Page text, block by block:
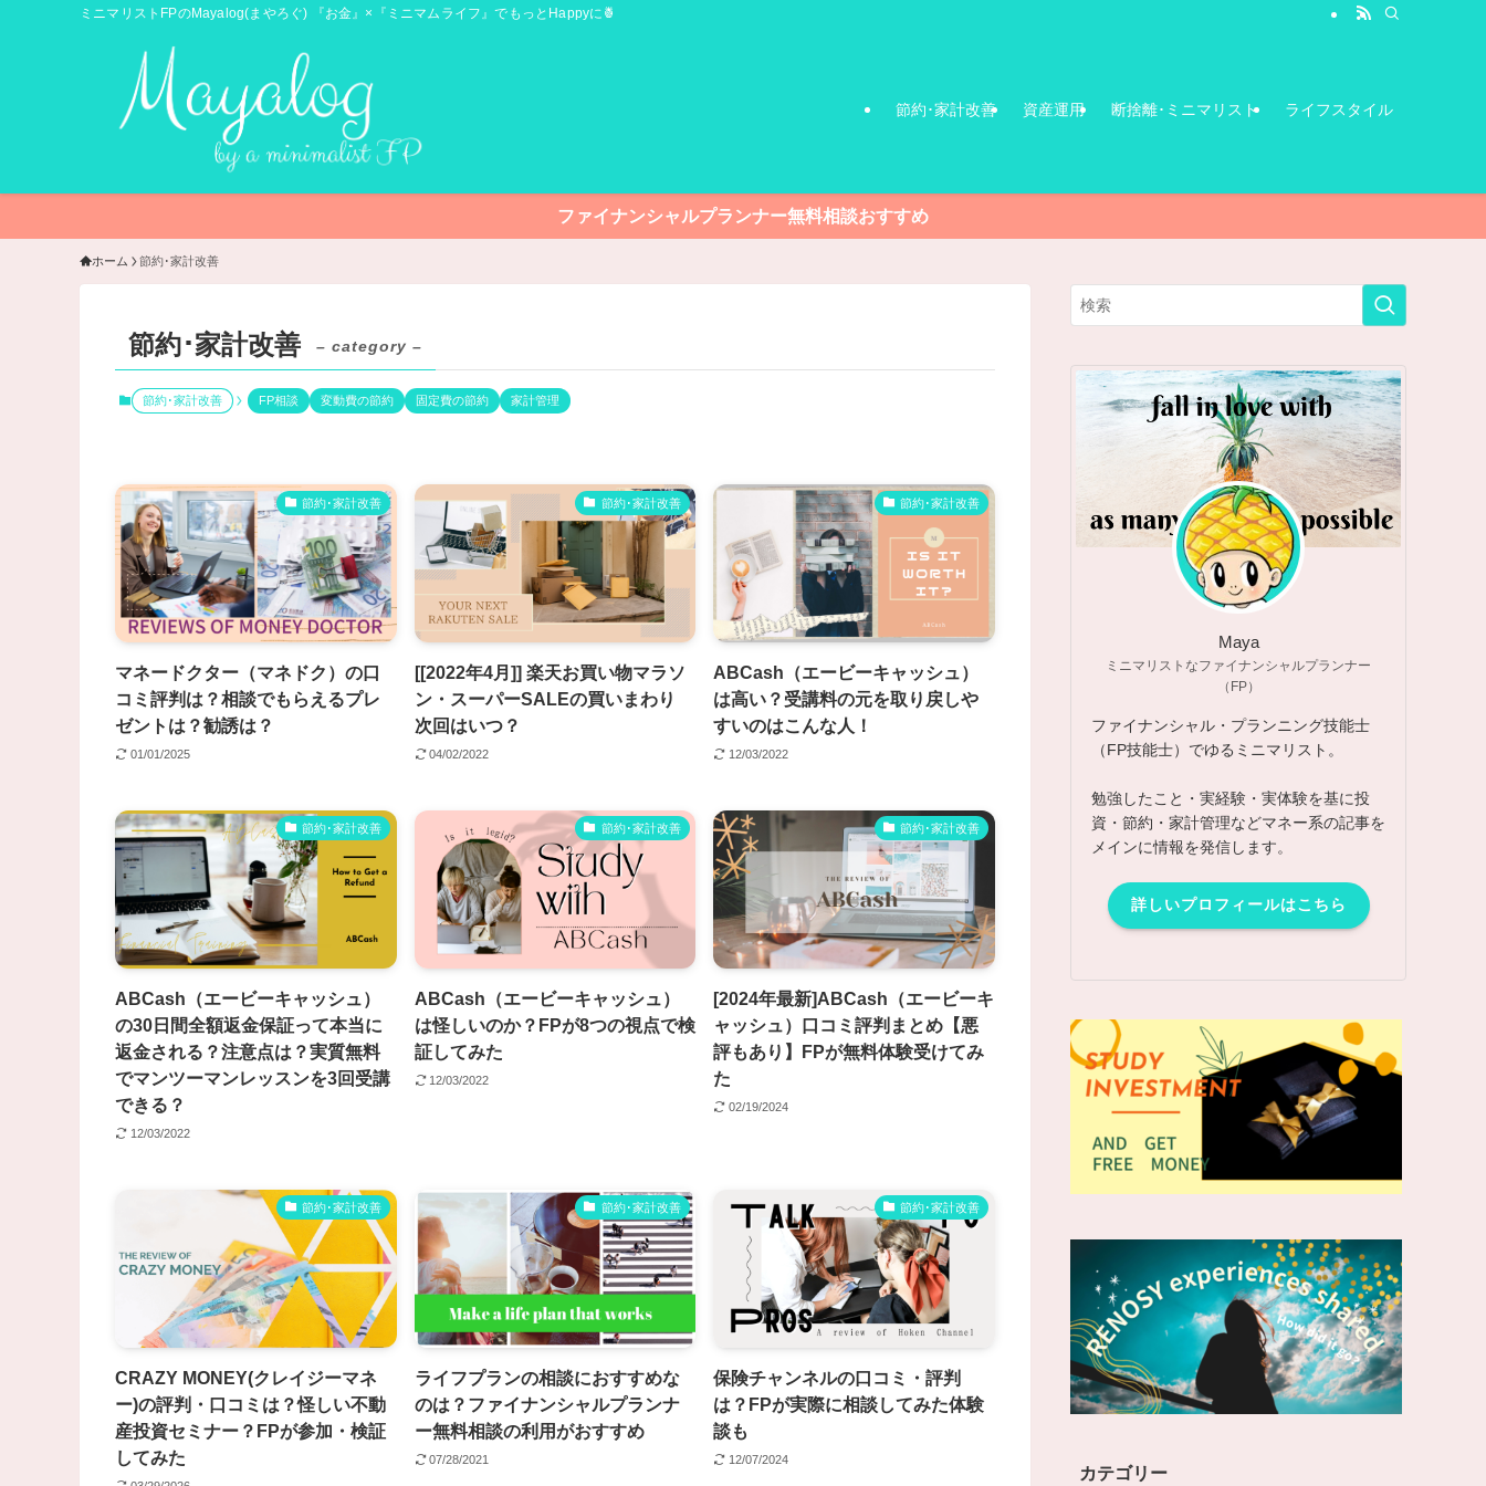
ミニマリストFPのMayalog(まやろぐ) 『お金』×『ミニマムライフ』でもっとHappyに🍍
節約･家計改善 資産運用 断捨離･ミニマリスト ライフスタイル
ファイナンシャルプランナー無料相談おすすめ
ホーム 節約･家計改善
節約･家計改善 – category –
節約･家計改善 FP相談 変動費の節約 固定費の節約 家計管理
節約･家計改善
マネードクター（マネドク）の口
コミ評判は？相談でもらえるプレ
ゼントは？勧誘は？
01/01/2025
節約･家計改善
[[2022年4月]] 楽天お買い物マラソ
ン・スーパーSALEの買いまわり
次回はいつ？
04/02/2022
節約･家計改善
ABCash（エービーキャッシュ）
は高い？受講料の元を取り戻しや
すいのはこんな人！
12/03/2022
節約･家計改善
ABCash（エービーキャッシュ）
の30日間全額返金保証って本当に
返金される？注意点は？実質無料
でマンツーマンレッスンを3回受講
できる？
12/03/2022
節約･家計改善
ABCash（エービーキャッシュ）
は怪しいのか？FPが8つの視点で検
証してみた
12/03/2022
節約･家計改善
[2024年最新]ABCash（エービーキ
ャッシュ）口コミ評判まとめ【悪
評もあり】FPが無料体験受けてみ
た
02/19/2024
節約･家計改善
CRAZY MONEY(クレイジーマネ
ー)の評判・口コミは？怪しい不動
産投資セミナー？FPが参加・検証
してみた
節約･家計改善
ライフプランの相談におすすめな
のは？ファイナンシャルプランナ
ー無料相談の利用がおすすめ
07/28/2021
節約･家計改善
保険チャンネルの口コミ・評判
は？FPが実際に相談してみた体験
談も
12/07/2024
Maya
ミニマリストなファイナンシャルプランナー
（FP）
ファイナンシャル・プランニング技能士
（FP技能士）でゆるミニマリスト。
勉強したこと・実経験・実体験を基に投
資・節約・家計管理などマネー系の記事を
メインに情報を発信します。
詳しいプロフィールはこちら
カテゴリー